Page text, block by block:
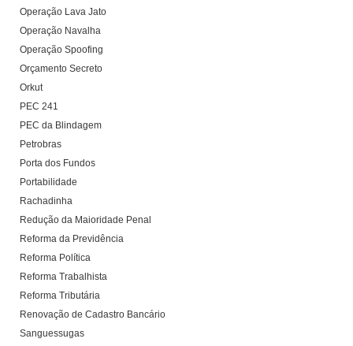
Operação Lava Jato
Operação Navalha
Operação Spoofing
Orçamento Secreto
Orkut
PEC 241
PEC da Blindagem
Petrobras
Porta dos Fundos
Portabilidade
Rachadinha
Redução da Maioridade Penal
Reforma da Previdência
Reforma Política
Reforma Trabalhista
Reforma Tributária
Renovação de Cadastro Bancário
Sanguessugas